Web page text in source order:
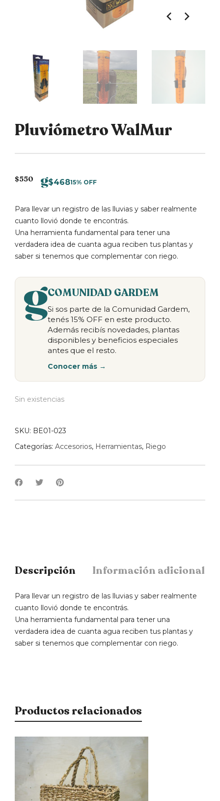
Pluviómetro WalMur
$550 $46815% OFF
Para llevar un registro de las lluvias y saber realmente
cuanto llovió donde te encontrás.
Una herramienta fundamental para tener una
verdadera idea de cuanta agua reciben tus plantas y
saber si tenemos que complementar con riego.
COMUNIDAD GARDEM
Si sos parte de la Comunidad Gardem,
tenés 15% OFF en este producto.
Además recibís novedades, plantas
disponibles y beneficios especiales
antes que el resto.
Conocer más →
Sin existencias
SKU: BE01-023
Categorías: Accesorios, Herramientas, Riego
Descripción Información adicional
Para llevar un registro de las lluvias y saber realmente
cuanto llovió donde te encontrás.
Una herramienta fundamental para tener una
verdadera idea de cuanta agua reciben tus plantas y
saber si tenemos que complementar con riego.
Productos relacionados